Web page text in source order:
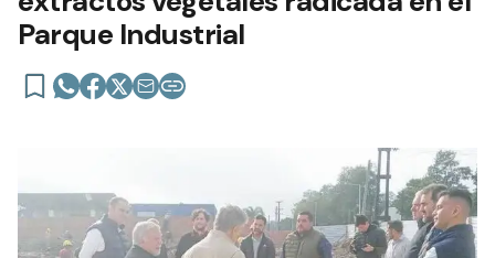
Parque Industrial